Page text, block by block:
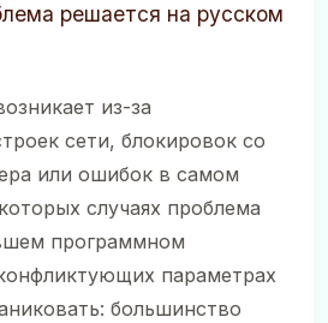
решается на русском
из-за
сети, блокировок со
или ошибок в самом
случаях проблема
программном
параметрах
большинство